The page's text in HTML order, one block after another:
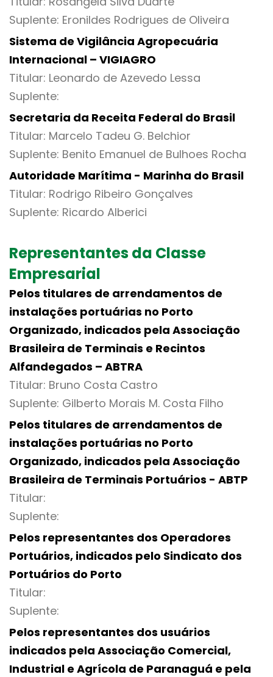
Suplente: Eronildes Rodrigues de Oliveira
Sistema de Vigilância Agropecuária
Internacional – VIGIAGRO
Titular: Leonardo de Azevedo Lessa
Suplente:
Secretaria da Receita Federal do Brasil
Titular: Marcelo Tadeu G. Belchior
Suplente: Benito Emanuel de Bulhoes Rocha
Autoridade Marítima - Marinha do Brasil
Titular: Rodrigo Ribeiro Gonçalves
Suplente: Ricardo Alberici
Representantes da Classe
Empresarial
Pelos titulares de arrendamentos de
instalações portuárias no Porto
Organizado, indicados pela Associação
Brasileira de Terminais e Recintos
Alfandegados – ABTRA
Titular: Bruno Costa Castro
Suplente: Gilberto Morais M. Costa Filho
Pelos titulares de arrendamentos de
instalações portuárias no Porto
Organizado, indicados pela Associação
Brasileira de Terminais Portuários - ABTP
Titular:
Suplente:
Pelos representantes dos Operadores
Portuários, indicados pelo Sindicato dos
Portuários do Porto
Titular:
Suplente:
Pelos representantes dos usuários
indicados pela Associação Comercial,
Industrial e Agrícola de Paranaguá e pela